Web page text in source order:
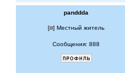
panddda
[ ] Местный житель
Сообщения: 888